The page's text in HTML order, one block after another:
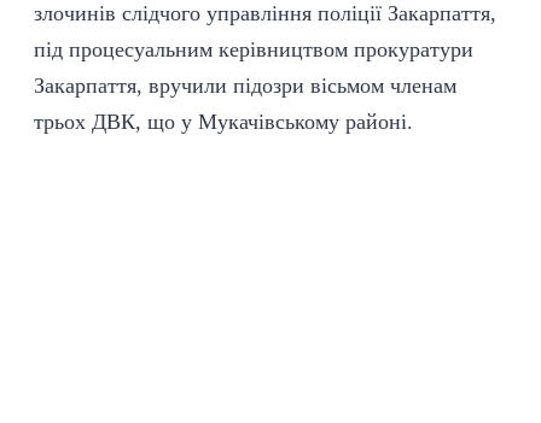
злочинів слідчого управління поліції Закарпаття,
під процесуальним керівництвом прокуратури
Закарпаття, вручили підозри вісьмом членам
трьох ДВК, що у Мукачівському районі.